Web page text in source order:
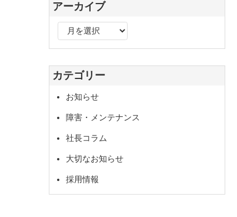
アーカイブ
ー
カ
イ
ブ
カテゴリー
お知らせ
障害・メンテナンス
社長コラム
大切なお知らせ
採用情報